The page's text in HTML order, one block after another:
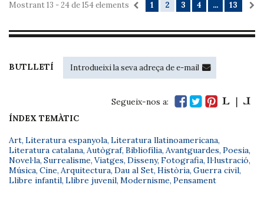
1 2 3 4 ... 13
Mostrant 13 - 24 de 154 elements
BUTLLETÍ
Segueix-nos a:
ÍNDEX TEMÀTIC
Art, Literatura espanyola, Literatura llatinoamericana,
Literatura catalana, Autògraf, Bibliofília, Avantguardes, Poesia,
Novel·la, Surrealisme, Viatges, Disseny, Fotografia, Il·lustració,
Música, Cine, Arquitectura, Dau al Set, Història, Guerra civil,
Llibre infantil, Llibre juvenil, Modernisme, Pensament